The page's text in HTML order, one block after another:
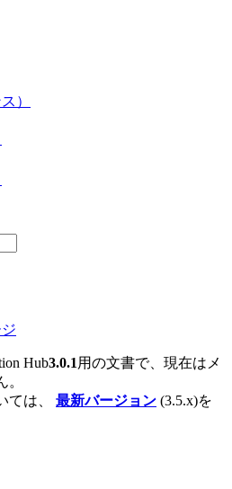
）
Hub3.0.1 用の文書で、現在はメ
ては、 最新バージョン (3.5.x)を